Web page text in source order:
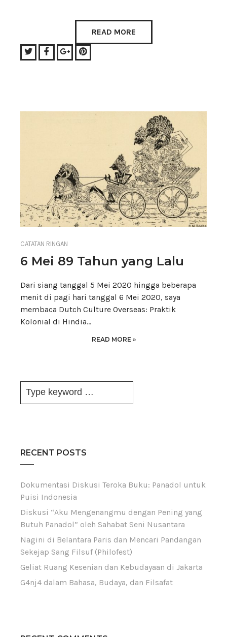
READ MORE
TwitterFacebookGoogle+
CATATAN RINGAN
6 Mei 89 Tahun yang Lalu
Dari siang tanggal 5 Mei 2020 hingga beberapa
menit di pagi hari tanggal 6 Mei 2020, saya
membaca Dutch Culture Overseas: Praktik
Kolonial di Hindia…
READ MORE »
RECENT POSTS
Dokumentasi Diskusi Teroka Buku: Panadol untuk
Puisi Indonesia
Diskusi “Aku Mengenangmu dengan Pening yang
Butuh Panadol” oleh Sahabat Seni Nusantara
Nagini di Belantara Paris dan Mencari Pandangan
Sekejap Sang Filsuf (Philofest)
Geliat Ruang Kesenian dan Kebudayaan di Jakarta
G4nj4 dalam Bahasa, Budaya, dan Filsafat